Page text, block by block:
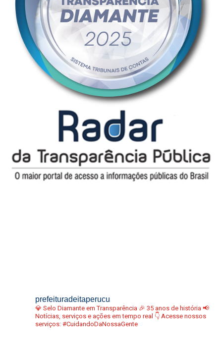
prefeituradeitaperucu
💎 Selo Diamante em Transparência 🎉 35 anos de história 📢
Notícias, serviços e ações em tempo real 👇 Acesse nossos
serviços: #CuidandoDaNossaGente